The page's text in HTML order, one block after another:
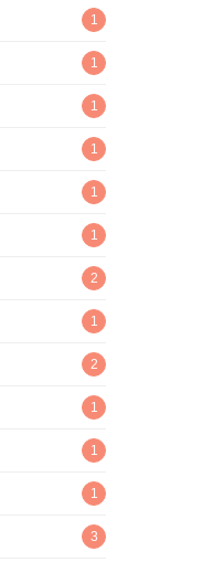
1
1
1
1
1
1
2
1
2
1
1
1
3